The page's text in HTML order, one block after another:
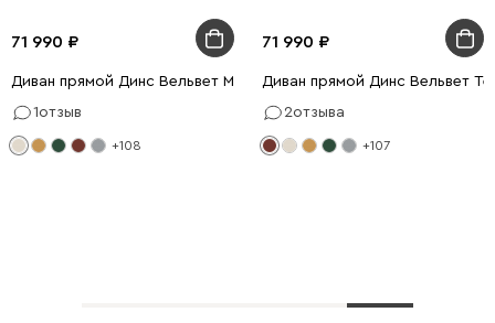
71 990
Диван прямой Динс Вельвет Молочный
1отзыв
+108
71 990
Диван прямой Динс Вельвет
2отзыва
+107